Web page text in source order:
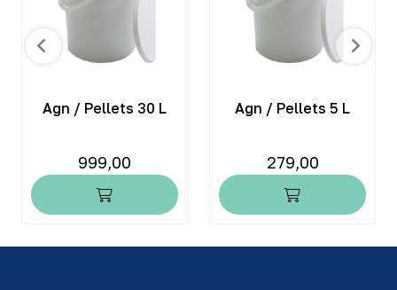
Agn / Pellets 30 L
999,00
Agn / Pellets 5 L
279,00